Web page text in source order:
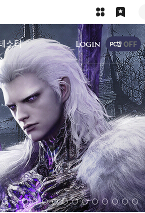
스터
상단 메뉴